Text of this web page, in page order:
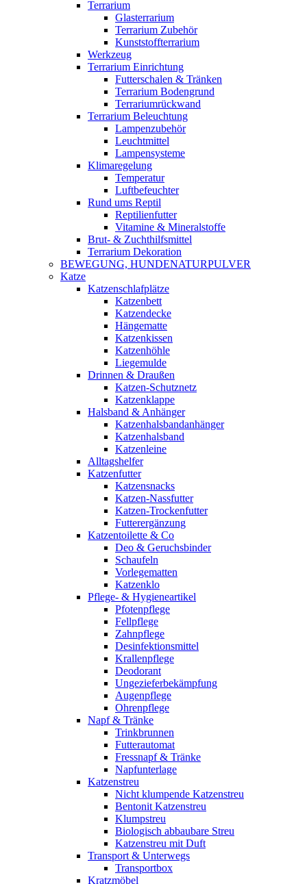
Terrarium
Glasterrarium
Terrarium Zubehör
Kunststoffterrarium
Werkzeug
Terrarium Einrichtung
Futterschalen & Tränken
Terrarium Bodengrund
Terrariumrückwand
Terrarium Beleuchtung
Lampenzubehör
Leuchtmittel
Lampensysteme
Klimaregelung
Temperatur
Luftbefeuchter
Rund ums Reptil
Reptilienfutter
Vitamine & Mineralstoffe
Brut- & Zuchthilfsmittel
Terrarium Dekoration
BEWEGUNG, HUNDENATURPULVER
Katze
Katzenschlafplätze
Katzenbett
Katzendecke
Hängematte
Katzenkissen
Katzenhöhle
Liegemulde
Drinnen & Draußen
Katzen-Schutznetz
Katzenklappe
Halsband & Anhänger
Katzenhalsbandanhänger
Katzenhalsband
Katzenleine
Alltagshelfer
Katzenfutter
Katzensnacks
Katzen-Nassfutter
Katzen-Trockenfutter
Futterergänzung
Katzentoilette & Co
Deo & Geruchsbinder
Schaufeln
Vorlegematten
Katzenklo
Pflege- & Hygieneartikel
Pfotenpflege
Fellpflege
Zahnpflege
Desinfektionsmittel
Krallenpflege
Deodorant
Ungezieferbekämpfung
Augenpflege
Ohrenpflege
Napf & Tränke
Trinkbrunnen
Futterautomat
Fressnapf & Tränke
Napfunterlage
Katzenstreu
Nicht klumpende Katzenstreu
Bentonit Katzenstreu
Klumpstreu
Biologisch abbaubare Streu
Katzenstreu mit Duft
Transport & Unterwegs
Transportbox
Kratzmöbel